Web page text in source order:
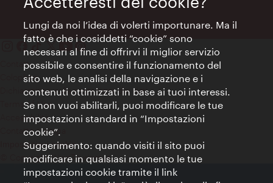
Contatti
Colophon
Dichiarazione sulla protezione dei dati
Terms of Use
Accessibilità
Contatto stampa
Impostazioni cookie
© Copyright WienTourismus
Lungi da noi l’idea di volerti importunare. Ma il
fatto è che i cosiddetti “cookie” sono
necessari al fine di offrirvi il miglior servizio
possibile e consentire il funzionamento del
sito web, le analisi della navigazione e i
contenuti ottimizzati in base ai tuoi interessi.
Se non vuoi abilitarli, puoi modificare le tue
impostazioni standard in “Impostazioni
cookie”.
Suggerimento: quando visiti il sito puoi
modificare in qualsiasi momento le tue
impostazioni cookie tramite il link